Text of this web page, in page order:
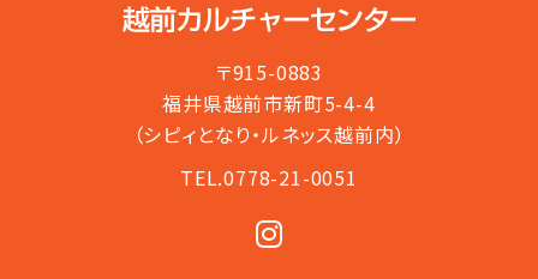
〒915-0883
福井県越前市新町5-4-4
（シピィとなり・ルネッス越前内）
TEL.0778-21-0051